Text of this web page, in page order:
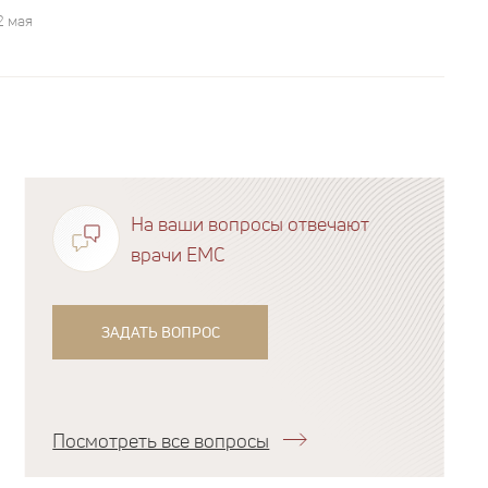
мая
На ваши вопросы отвечают
врачи EMC
ЗАДАТЬ ВОПРОС
Посмотреть все вопросы